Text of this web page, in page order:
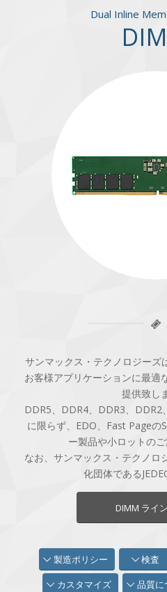
Dual Inline
サンマックス・テクノロジーズ
お客様アプリケーションに最
提供致し
DDR5、DDR4、DDR3、DDR2
に限らず、EDO、Fast Page
ー製品や小ロットのご
なお、サンマックス・テクノロ
化団体である
DIMM ライ
製造ポリシー 検査
カスタマイズ
品質に